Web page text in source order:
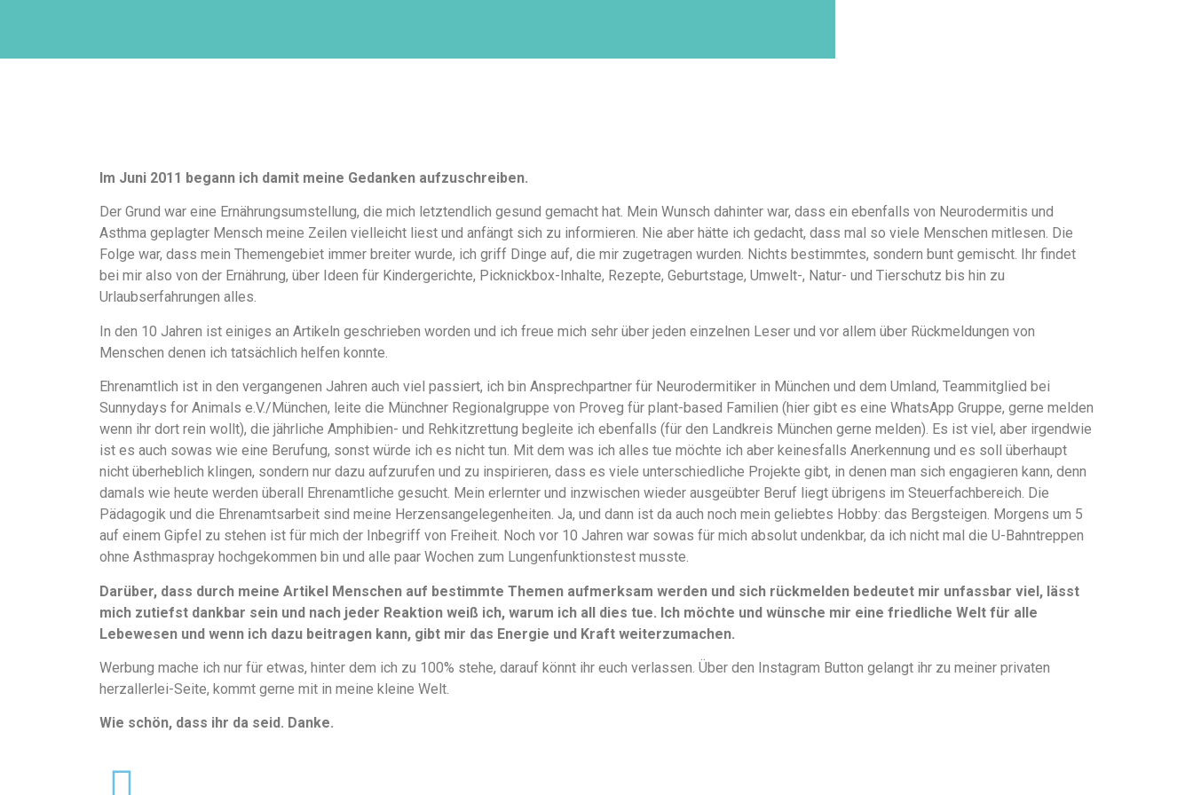
Im Juni 2011 begann ich damit meine Gedanken aufzuschreiben.
Der Grund war eine Ernährungsumstellung, die mich letztendlich gesund gemacht hat. Mein Wunsch dahinter war, dass ein ebenfalls von Neurodermitis und
Asthma geplagter Mensch meine Zeilen vielleicht liest und anfängt sich zu informieren. Nie aber hätte ich gedacht, dass mal so viele Menschen mitlesen. Die
Folge war, dass mein Themengebiet immer breiter wurde, ich griff Dinge auf, die mir zugetragen wurden. Nichts bestimmtes, sondern bunt gemischt. Ihr findet
bei mir also von der Ernährung, über Ideen für Kindergerichte, Picknickbox-Inhalte, Rezepte, Geburtstage, Umwelt-, Natur- und Tierschutz bis hin zu
Urlaubserfahrungen alles.
In den 10 Jahren ist einiges an Artikeln geschrieben worden und ich freue mich sehr über jeden einzelnen Leser und vor allem über Rückmeldungen von
Menschen denen ich tatsächlich helfen konnte.
Ehrenamtlich ist in den vergangenen Jahren auch viel passiert, ich bin Ansprechpartner für Neurodermitiker in München und dem Umland, Teammitglied bei
Sunnydays for Animals e.V./München, leite die Münchner Regionalgruppe von Proveg für plant-based Familien (hier gibt es eine WhatsApp Gruppe, gerne melden
wenn ihr dort rein wollt), die jährliche Amphibien- und Rehkitzrettung begleite ich ebenfalls (für den Landkreis München gerne melden). Es ist viel, aber irgendwie
ist es auch sowas wie eine Berufung, sonst würde ich es nicht tun. Mit dem was ich alles tue möchte ich aber keinesfalls Anerkennung und es soll überhaupt
nicht überheblich klingen, sondern nur dazu aufzurufen und zu inspirieren, dass es viele unterschiedliche Projekte gibt, in denen man sich engagieren kann, denn
damals wie heute werden überall Ehrenamtliche gesucht. Mein erlernter und inzwischen wieder ausgeübter Beruf liegt übrigens im Steuerfachbereich. Die
Pädagogik und die Ehrenamtsarbeit sind meine Herzensangelegenheiten. Ja, und dann ist da auch noch mein geliebtes Hobby: das Bergsteigen. Morgens um 5
auf einem Gipfel zu stehen ist für mich der Inbegriff von Freiheit. Noch vor 10 Jahren war sowas für mich absolut undenkbar, da ich nicht mal die U-Bahntreppen
ohne Asthmaspray hochgekommen bin und alle paar Wochen zum Lungenfunktionstest musste.
Darüber, dass durch meine Artikel Menschen auf bestimmte Themen aufmerksam werden und sich rückmelden bedeutet mir unfassbar viel, lässt
mich zutiefst dankbar sein und nach jeder Reaktion weiß ich, warum ich all dies tue. Ich möchte und wünsche mir eine friedliche Welt für alle
Lebewesen und wenn ich dazu beitragen kann, gibt mir das Energie und Kraft weiterzumachen.
Werbung mache ich nur für etwas, hinter dem ich zu 100% stehe, darauf könnt ihr euch verlassen. Über den Instagram Button gelangt ihr zu meiner privaten
herzallerlei-Seite, kommt gerne mit in meine kleine Welt.
Wie schön, dass ihr da seid. Danke.